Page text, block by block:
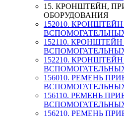
15. КРОНШТЕЙН,
ОБОРУДОВАНИЯ
152010.
152110.
152210.
156010. РЕМЕНЬ
156110. РЕМЕНЬ
156210. РЕМЕНЬ